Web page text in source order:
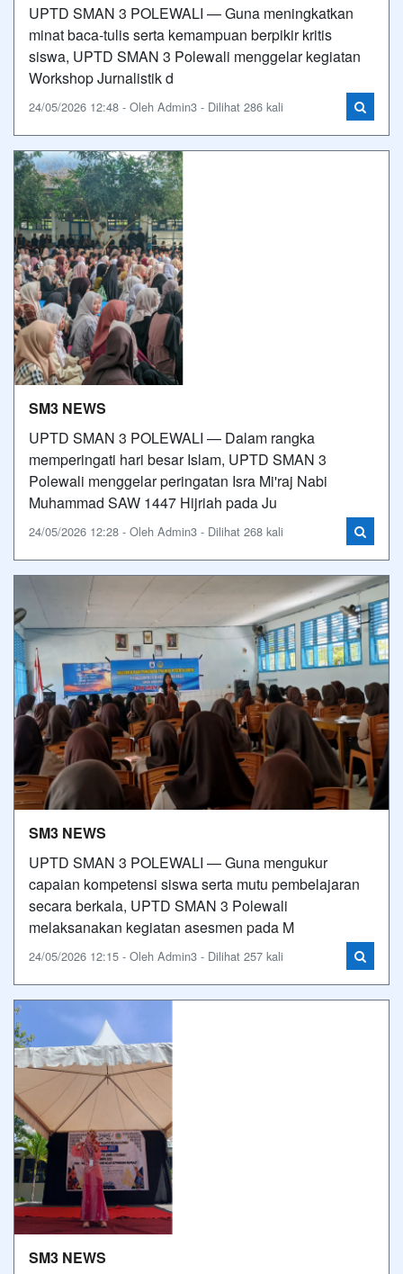
UPTD SMAN 3 POLEWALI — Guna meningkatkan
minat baca-tulis serta kemampuan berpikir kritis
siswa, UPTD SMAN 3 Polewali menggelar kegiatan
Workshop Jurnalistik d
24/05/2026 12:48 - Oleh Admin3 - Dilihat 286 kali
SM3 NEWS
UPTD SMAN 3 POLEWALI — Dalam rangka
memperingati hari besar Islam, UPTD SMAN 3
Polewali menggelar peringatan Isra Mi'raj Nabi
Muhammad SAW 1447 Hijriah pada Ju
24/05/2026 12:28 - Oleh Admin3 - Dilihat 268 kali
SM3 NEWS
UPTD SMAN 3 POLEWALI — Guna mengukur
capaian kompetensi siswa serta mutu pembelajaran
secara berkala, UPTD SMAN 3 Polewali
melaksanakan kegiatan asesmen pada M
24/05/2026 12:15 - Oleh Admin3 - Dilihat 257 kali
SM3 NEWS